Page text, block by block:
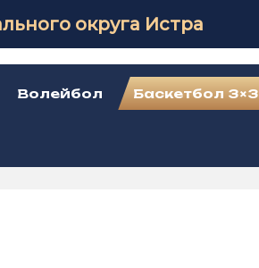
округа Истра
Волейбол Баскетбол 3×3